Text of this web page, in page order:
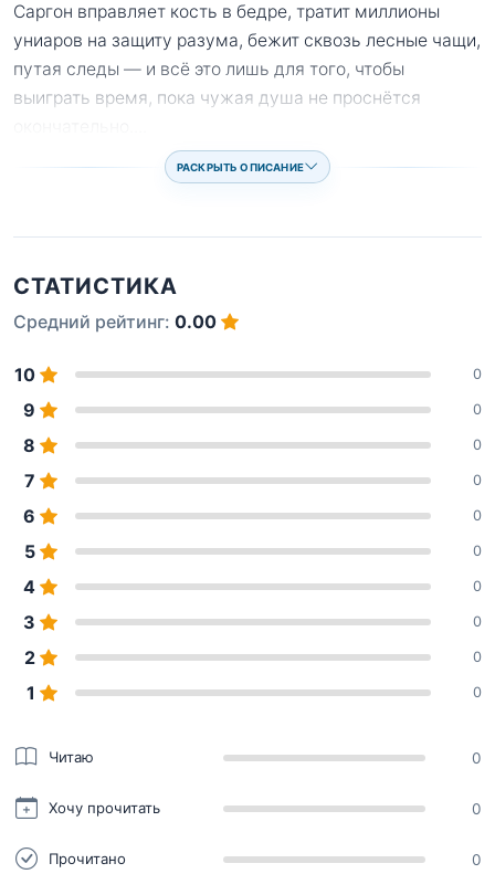
Саргон вправляет кость в бедре, тратит миллионы
униаров на защиту разума, бежит сквозь лесные чащи,
путая следы — и всё это лишь для того, чтобы
выиграть время, пока чужая душа не проснётся
РАСКРЫТЬ ОПИСАНИЕ
СТАТИСТИКА
Средний рейтинг: 0.00
10 0
9 0
8 0
7 0
6 0
5 0
4 0
3 0
2 0
1 0
Читаю 0
Хочу прочитать 0
Прочитано 0